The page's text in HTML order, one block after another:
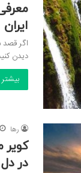
ایران
اگر قصد
دیدن
رها
کویر
در دل